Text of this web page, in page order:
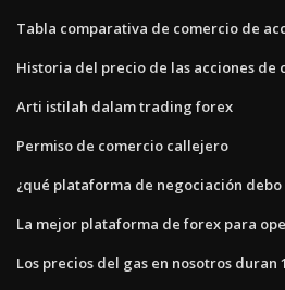
Tabla comparativa de comercio de
Historia del precio de las acciones de
Arti istilah dalam trading forex
Permiso de comercio callejero
¿qué plataforma de negociación debo
La mejor plataforma de forex para
Los precios del gas en nosotros duran